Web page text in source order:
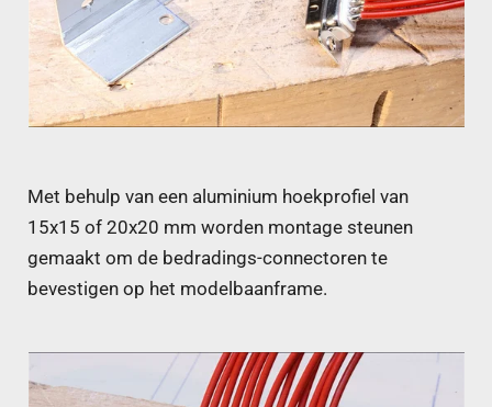
Met behulp van een aluminium hoekprofiel van
15x15 of 20x20 mm worden montage steunen
gemaakt om de bedradings-connectoren te
bevestigen op het modelbaanframe.